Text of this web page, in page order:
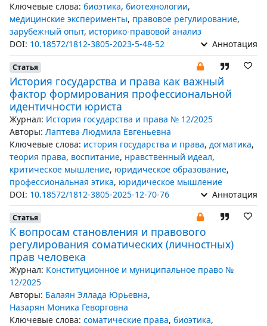
Ключевые слова: биоэтика, биотехнологии,
медицинские эксперименты, правовое регулирование,
зарубежный опыт, историко-правовой анализ
DOI: 10.18572/1812-3805-2023-5-48-52 Аннотация
Статья
История государства и права как важный
фактор формирования профессиональной
идентичности юриста
Журнал: История государства и права № 12/2025
Авторы: Лаптева Людмила Евгеньевна
Ключевые слова: история государства и права, догматика,
теория права, воспитание, нравственный идеал,
критическое мышление, юридическое образование,
профессиональная этика, юридическое мышление
DOI: 10.18572/1812-3805-2025-12-70-76 Аннотация
Статья
К вопросам становления и правового
регулирования соматических (личностных)
прав человека
Журнал: Конституционное и муниципальное право №
12/2025
Авторы: Балаян Эллада Юрьевна,
Назарян Моника Геворговна
Ключевые слова: соматические права, биоэтика,